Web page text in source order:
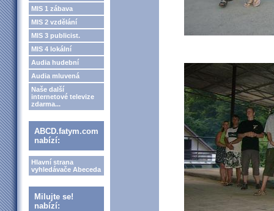
MIS 1 zábava
MIS 2 vzdělání
MIS 3 publicist.
MIS 4 lokální
Audia hudební
Audia mluvená
Naše další
internetové televize
zdarma...
ABCD.fatym.com
nabízí:
Hlavní strana
vyhledávače Abeceda
Milujte se!
nabízí: